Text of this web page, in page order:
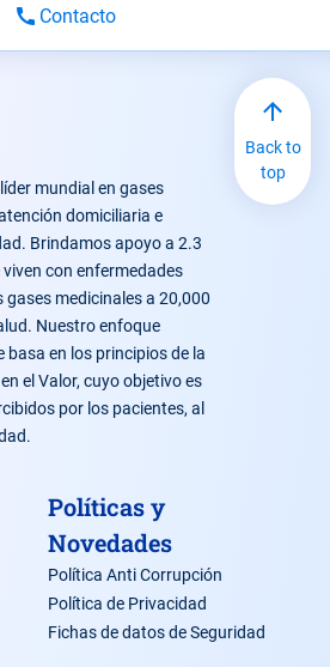
Contacto
mundial en gases
domiciliaria e
Brindamos apoyo a 2.3
con enfermedades
medicinales a 20,000
Nuestro enfoque
basa en los principios de la
el Valor, cuyo objetivo es
por los pacientes, al
Políticas y
Novedades
Política Anti Corrupción
Política de Privacidad
Fichas de datos de Seguridad
Back to
top